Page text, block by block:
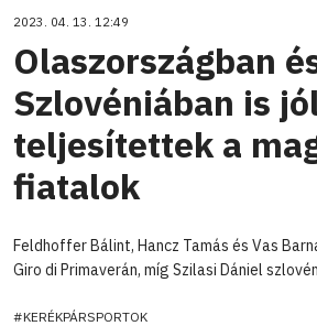
2023. 04. 13. 12:49
Olaszországban
Szlovéniában is
teljesítettek a
fiatalok
Feldhoffer Bálint, Hancz Tamás és Vas
Giro di Primaverán, míg Szilasi Dániel
#KERÉKPÁRSPORTOK